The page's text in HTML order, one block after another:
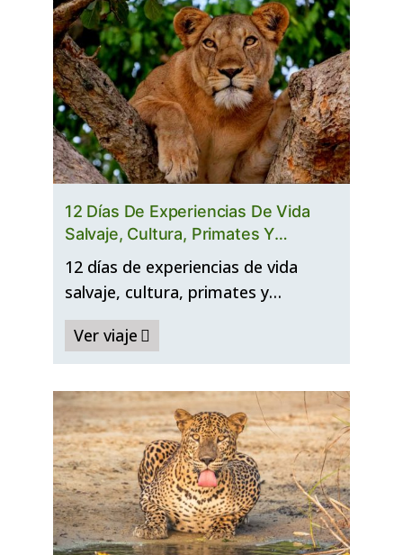
12 Días De Experiencias De Vida
Salvaje, Cultura, Primates Y
Senderismo En Uganda
12 días de experiencias de vida
salvaje, cultura, primates y…
Ver viaje